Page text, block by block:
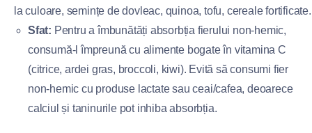
la culoare, semințe de dovleac, quinoa, tofu, cereale fortificate.
Sfat: Pentru a îmbunătăți absorbția fierului non-hemic,
consumă-l împreună cu alimente bogate în vitamina C
(citrice, ardei gras, broccoli, kiwi). Evită să consumi fier
non-hemic cu produse lactate sau ceai/cafea, deoarece
calciul și taninurile pot inhiba absorbția.